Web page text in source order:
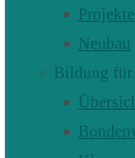
Projekte
Neubau
Bildung